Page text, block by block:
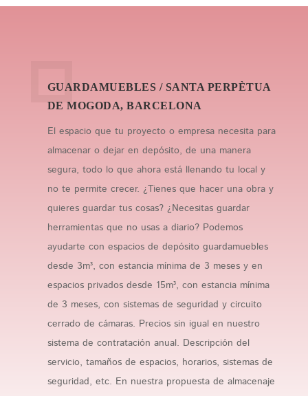
GUARDAMUEBLES / SANTA PERPÈTUA
DE MOGODA, BARCELONA
El espacio que tu proyecto o empresa necesita para
almacenar o dejar en depósito, de una manera
segura, todo lo que ahora está llenando tu local y
no te permite crecer. ¿Tienes que hacer una obra y
quieres guardar tus cosas? ¿Necesitas guardar
herramientas que no usas a diario? Podemos
ayudarte con espacios de depósito guardamuebles
desde 3m³, con estancia mínima de 3 meses y en
espacios privados desde 15m³, con estancia mínima
de 3 meses, con sistemas de seguridad y circuito
cerrado de cámaras. Precios sin igual en nuestro
sistema de contratación anual. Descripción del
servicio, tamaños de espacios, horarios, sistemas de
seguridad, etc. En nuestra propuesta de almacenaje